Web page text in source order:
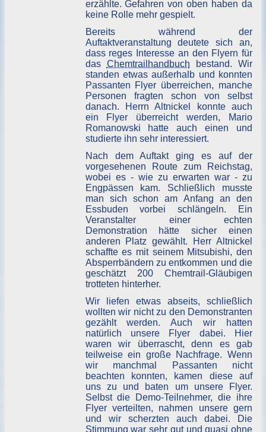
erzählte. Gefahren von oben haben da
keine Rolle mehr gespielt.
Bereits während der
Auftaktveranstaltung deutete sich an,
dass reges Interesse an den Flyern für
das Chemtrailhandbuch bestand. Wir
standen etwas außerhalb und konnten
Passanten Flyer überreichen, manche
Personen fragten schon von selbst
danach. Herrn Altnickel konnte auch
ein Flyer überreicht werden, Mario
Romanowski hatte auch einen und
studierte ihn sehr interessiert.
Nach dem Auftakt ging es auf der
vorgesehenen Route zum Reichstag,
wobei es - wie zu erwarten war - zu
Engpässen kam. Schließlich musste
man sich schon am Anfang an den
Essbuden vorbei schlängeln. Ein
Veranstalter einer echten
Demonstration hätte sicher einen
anderen Platz gewählt. Herr Altnickel
schaffte es mit seinem Mitsubishi, den
Absperrbändern zu entkommen und die
geschätzt 200 Chemtrail-Gläubigen
trotteten hinterher.
Wir liefen etwas abseits, schließlich
wollten wir nicht zu den Demonstranten
gezählt werden. Auch wir hatten
natürlich unsere Flyer dabei. Hier
waren wir überrascht, denn es gab
teilweise ein große Nachfrage. Wenn
wir manchmal Passanten nicht
beachten konnten, kamen diese auf
uns zu und baten um unsere Flyer.
Selbst die Demo-Teilnehmer, die ihre
Flyer verteilten, nahmen unsere gern
und wir scherzten auch dabei. Die
Stimmung war sehr gut und quasi ohne